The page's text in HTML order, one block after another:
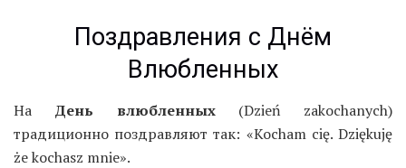
Поздравления с Днём
Влюбленных
На День влюбленных(Dzień zakochanych)
традиционно поздравляют так: «Kocham cię. Dziękuję
że kochasz mnie».